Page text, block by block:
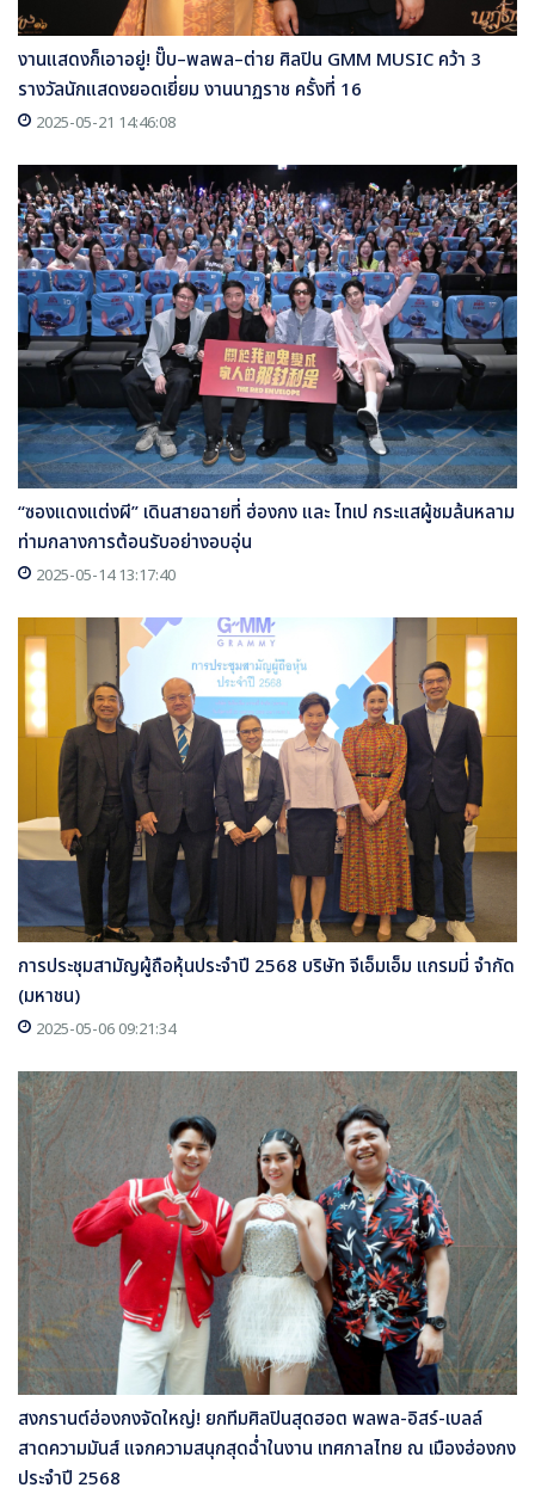
งานแสดงก็เอาอยู่! ปั๊บ–พลพล–ต่าย ศิลปิน GMM MUSIC คว้า 3
รางวัลนักแสดงยอดเยี่ยม งานนาฏราช ครั้งที่ 16
2025-05-21 14:46:08
“ซองแดงแต่งผี” เดินสายฉายที่ ฮ่องกง และ ไทเป กระแสผู้ชมล้นหลาม
ท่ามกลางการต้อนรับอย่างอบอุ่น
2025-05-14 13:17:40
การประชุมสามัญผู้ถือหุ้นประจำปี 2568 บริษัท จีเอ็มเอ็ม แกรมมี่ จำกัด
(มหาชน)
2025-05-06 09:21:34
สงกรานต์ฮ่องกงจัดใหญ่! ยกทีมศิลปินสุดฮอต พลพล-อิสร์-เบลล์
สาดความมันส์ แจกความสนุกสุดฉ่ำในงาน เทศกาลไทย ณ เมืองฮ่องกง
ประจำปี 2568